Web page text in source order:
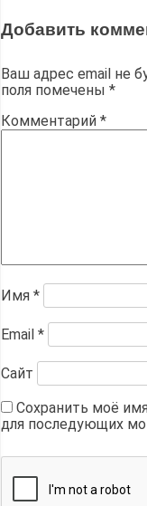
Добавить
Ваш адрес email не
поля помечены *
Комментарий *
Имя *
Email *
Сайт
Сохранить моё
для последующих